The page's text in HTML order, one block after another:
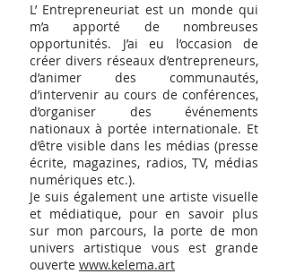
L’ Entrepreneuriat est un monde qui
m’a apporté de nombreuses
opportunités. J’ai eu l’occasion de
créer divers réseaux d’entrepreneurs,
d’animer des communautés,
d’intervenir au cours de conférences,
d’organiser des événements
nationaux à portée internationale. Et
d’être visible dans les médias (presse
écrite, magazines, radios, TV, médias
numériques etc.).
Je suis également une artiste visuelle
et médiatique, pour en savoir plus
sur mon parcours, la porte de mon
univers artistique vous est grande
ouverte www.kelema.art